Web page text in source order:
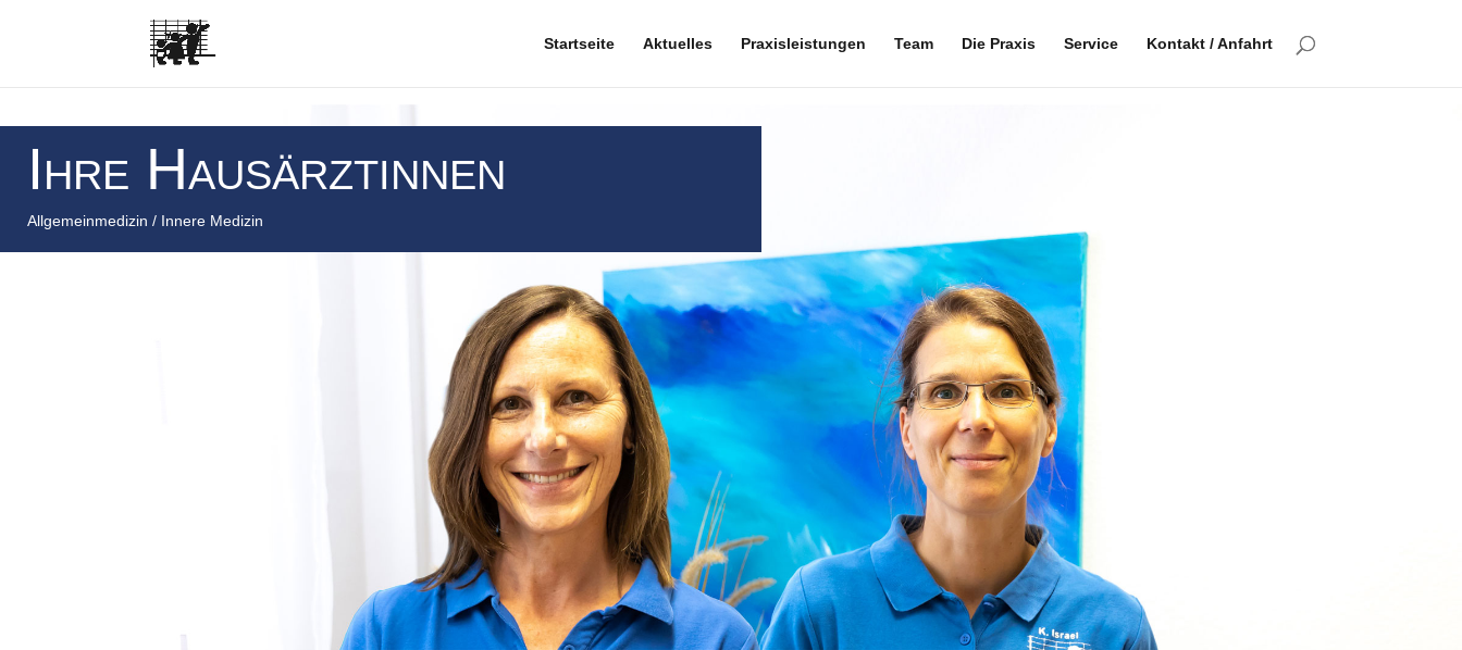
Startseite Aktuelles Praxisleistungen Team Die Praxis Service Kontakt / Anfahrt
Ihre Hausärztinnen
Allgemeinmedizin / Innere Medizin